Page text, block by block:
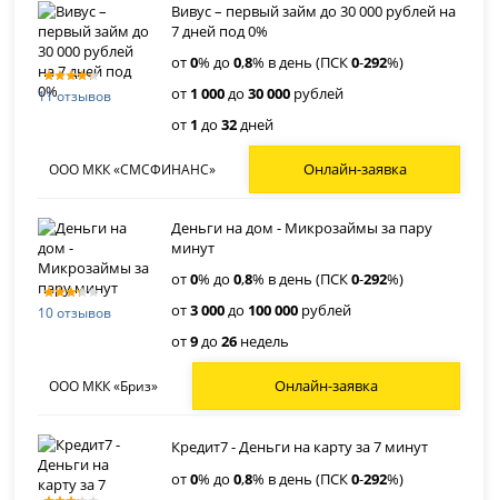
11 отзывов
Вивус – первый займ до 30 000 рублей на
7 дней под 0%
от0% до0,8% в день (ПСК0-292%)
от 1 000до30 000 рублей
от 1 до32дней
ООО МКК «СМСФИНАНС» Онлайн-заявка
10 отзывов
Деньги на дом - Микрозаймы за пару
минут
от0% до0,8% в день (ПСК0-292%)
от3 000до 100 000 рублей
от9до26 недель
ООО МКК «Бриз» Онлайн-заявка
Кредит7 - Деньги на карту за 7 минут
от0% до0,8% в день (ПСК0-292%)